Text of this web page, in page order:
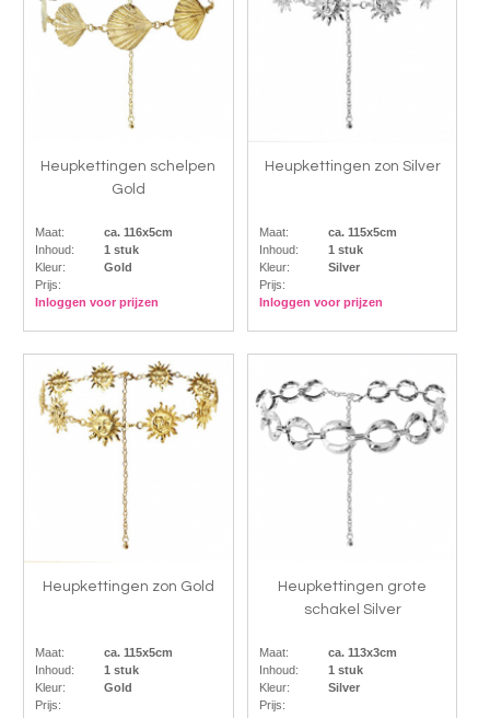
Heupkettingen schelpen
Gold
Maat:
ca. 116x5cm
Inhoud:
1 stuk
Kleur:
Gold
Prijs:
Inloggen voor prijzen
Heupkettingen zon Silver
Maat:
ca. 115x5cm
Inhoud:
1 stuk
Kleur:
Silver
Prijs:
Inloggen voor prijzen
Heupkettingen zon Gold
Maat:
ca. 115x5cm
Inhoud:
1 stuk
Kleur:
Gold
Prijs:
Heupkettingen grote
schakel Silver
Maat:
ca. 113x3cm
Inhoud:
1 stuk
Kleur:
Silver
Prijs: